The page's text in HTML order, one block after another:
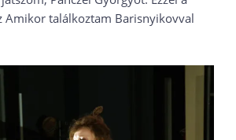
Amikor találkoztam Barisnyikovval